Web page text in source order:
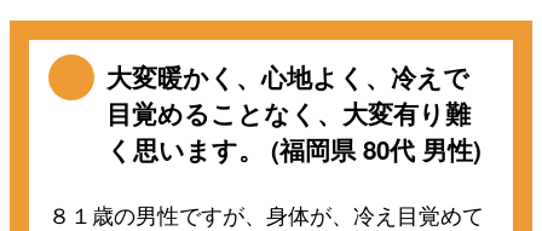
大変暖かく、心地よく、冷えで
目覚めることなく、大変有り難
く思います。 (福岡県 80代 男性)
８１歳の男性ですが、身体が、冷え目覚めて